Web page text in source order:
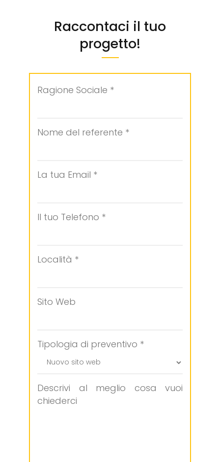
Raccontaci il tuo
progetto!
Ragione Sociale *
Nome del referente *
La tua Email *
Il tuo Telefono *
Località *
Sito Web
Tipologia di preventivo *
Descrivi al meglio cosa vuoi
chiederci